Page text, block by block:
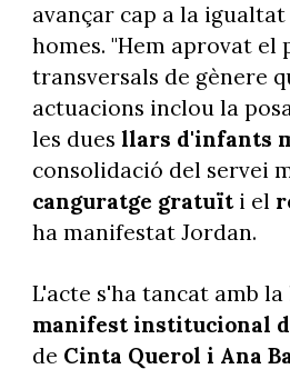
avançar cap a la
homes. "Hem aprovat el
transversals de gènere
actuacions inclou la
les dues llars d'infants
consolidació del servei
canguratge gratuïti el
ha manifestat Jordan.
L'acte s'ha tancat amb la
manifest institucional
de Cinta Querol i Ana